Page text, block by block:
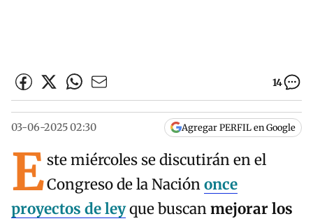
14
03-06-2025 02:30 Agregar PERFIL en Google
Este miércoles se discutirán en el
Congreso de la Naciónonce
proyectos de leyque buscanmejorar los